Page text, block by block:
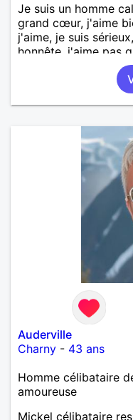
Je suis un homme
grand cœur, j'aime
j'aime, je suis
honnête, j'aime pas
pas les mensonges.
amoureuse et
Auderville
Charny - 43 ans
Homme célibataire
amoureuse
Mickel célibataire